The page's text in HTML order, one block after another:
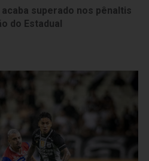
superado nos pênaltis
do Estadual